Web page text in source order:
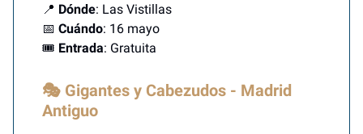
📍 Dónde: Las Vistillas
📅 Cuándo: 16 mayo
🎟️ Entrada: Gratuita
🎭 Gigantes y Cabezudos - Madrid
Antiguo